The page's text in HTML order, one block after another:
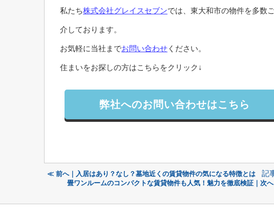
私たち株式会社グレイスセブンでは、東大和市の物件を多数
介しております。
お気軽に当社までお問い合わせ ください。
住まいをお探しの方はこちらをクリック↓
弊社へのお問い合わせはこちら
≪ 前へ｜入居はあり？なし？墓地近くの賃貸物件の気になる特徴とは 記
畳ワンルームのコンパクトな賃貸物件も人気！魅力を徹底検証｜次